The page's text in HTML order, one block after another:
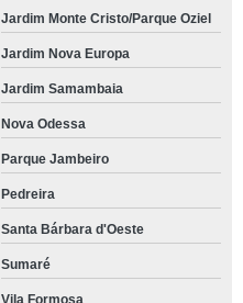
Jardim Monte Cristo/Parque Oziel
Jardim Nova Europa
Jardim Samambaia
Nova Odessa
Parque Jambeiro
Pedreira
Santa Bárbara d'Oeste
Sumaré
Vila Formosa